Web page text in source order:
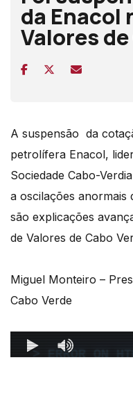
da Enacol
Valores
A suspensão da
petrolífera Enacol,
Sociedade Cabo-
a oscilações anormais
são explicações
de Valores de Cabo
Miguel Monteiro –
Cabo Verde